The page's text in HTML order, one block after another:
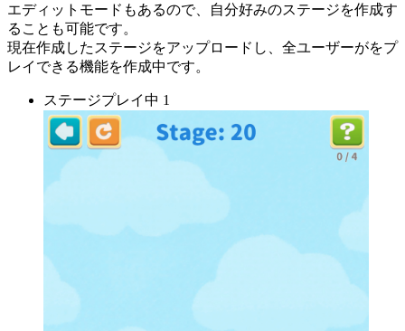
エディットモードもあるので、自分好みのステージを作成す
ることも可能です。
現在作成したステージをアップロードし、全ユーザーがをプ
レイできる機能を作成中です。
ステージプレイ中 1